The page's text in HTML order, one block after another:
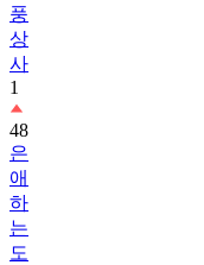
풍
상
사
1
48
은
애
하
는
도